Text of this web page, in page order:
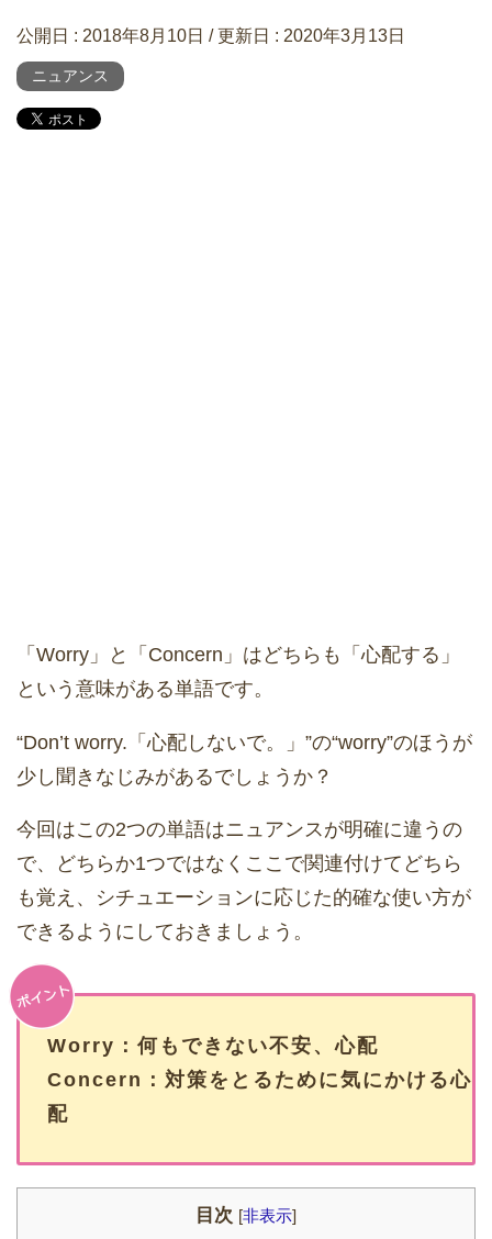
公開日 : 2018年8月10日 / 更新日 : 2020年3月13日
ニュアンス
「Worry」と「Concern」はどちらも「心配する」
という意味がある単語です。
“Don’t worry.「心配しないで。」”の“worry”のほうが
少し聞きなじみがあるでしょうか？
今回はこの2つの単語はニュアンスが明確に違うの
で、どちらか1つではなくここで関連付けてどちら
も覚え、シチュエーションに応じた的確な使い方が
できるようにしておきましょう。
Worry：何もできない不安、心配
Concern：対策をとるために気にかける心
配
目次 [非表示]